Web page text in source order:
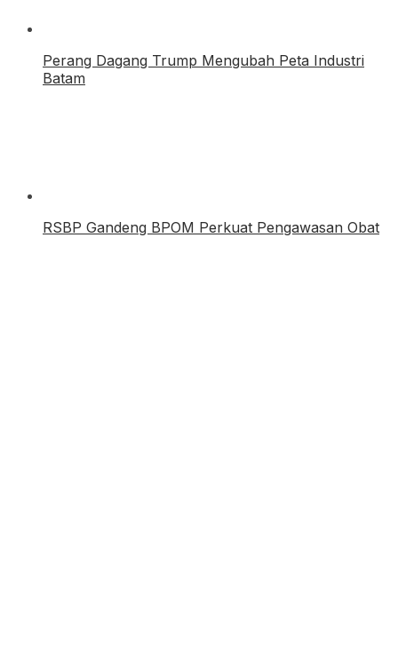
Perang Dagang Trump Mengubah Peta Industri
Batam
RSBP Gandeng BPOM Perkuat Pengawasan Obat